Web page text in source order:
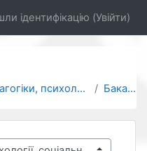
ідентифікацію (Увійти)
Факультет педагогіки, психології, соціальної робот... Бакалаврат